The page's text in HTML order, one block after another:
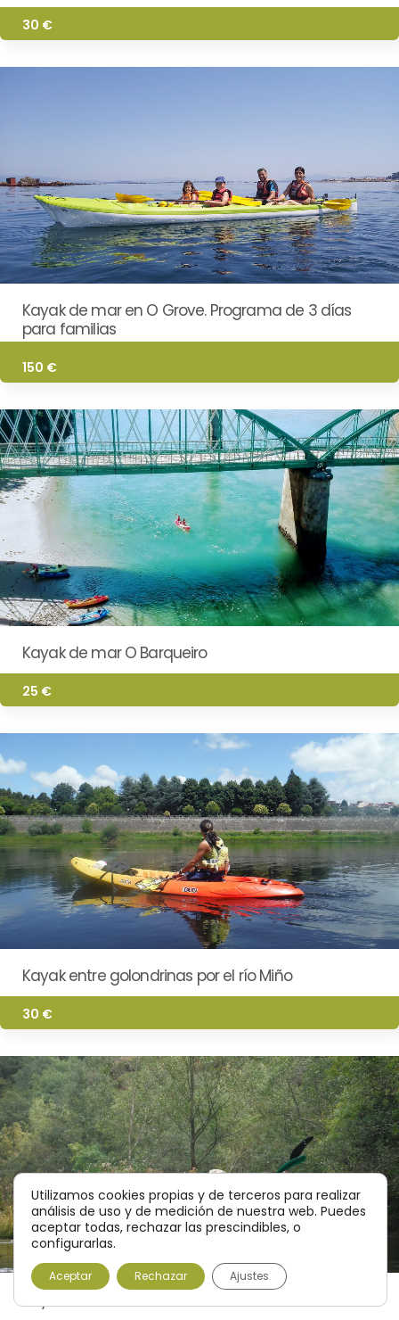
30 €
Kayak de mar en O Grove. Programa de 3 días
para familias
150 €
Kayak de mar O Barqueiro
25 €
Kayak entre golondrinas por el río Miño
30 €
Utilizamos cookies propias y de terceros para realizar
análisis de uso y de medición de nuestra web. Puedes
aceptar todas, rechazar las prescindibles, o
configurarlas.
Aceptar Rechazar Ajustes